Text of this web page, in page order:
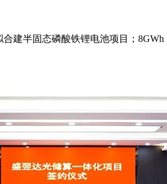
建半固态磷酸铁锂电池项目；